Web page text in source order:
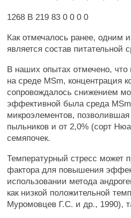
1268 В 219 83 0 0 0 0
Как отмечалось ранее, одним
является состав питательной
В наших опытах отмечено, что
на среде MSm, концентрация
сопровождалось снижением
эффективной была среда
микроэлементов,
пыльников и от 2,0% (сорт
семяпочек.
Температурный стресс может
фактора для повышения
использовании метода
как низкой положительной
Муромовцев Г.С. и др., 1990),